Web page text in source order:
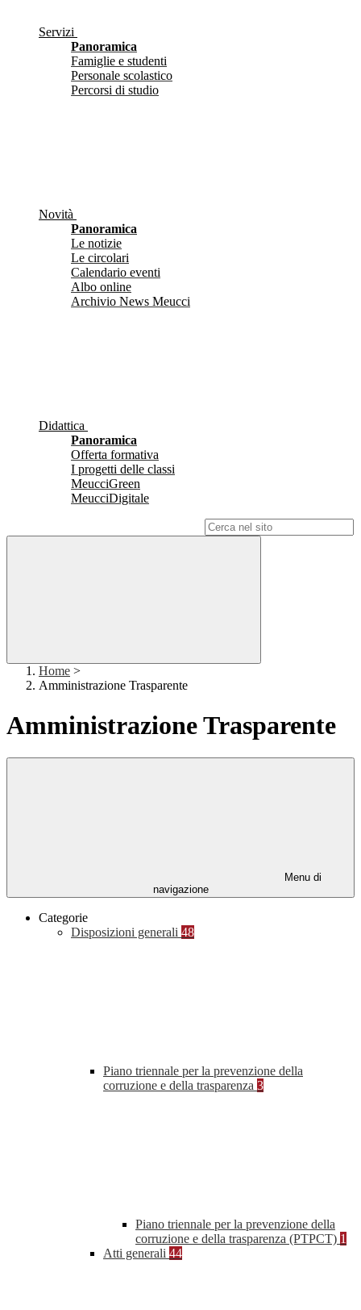
Servizi
Panoramica
Famiglie e studenti
Personale scolastico
Percorsi di studio
Novità
Panoramica
Le notizie
Le circolari
Calendario eventi
Albo online
Archivio News Meucci
Didattica
Panoramica
Offerta formativa
I progetti delle classi
MeucciGreen
MeucciDigitale
Home >
Amministrazione Trasparente
Amministrazione Trasparente
Menu di
navigazione
Categorie
Disposizioni generali 48
Piano triennale per la prevenzione della
corruzione e della trasparenza 3
Piano triennale per la prevenzione della
corruzione e della trasparenza (PTPCT) 1
Atti generali 44